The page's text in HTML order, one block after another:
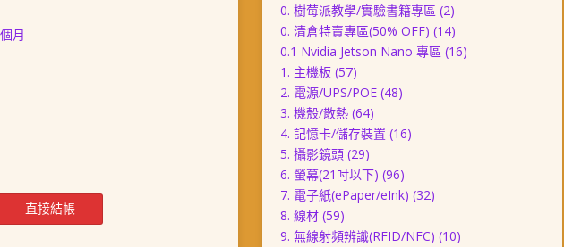
月
直接結帳
0. 樹莓派教學/實驗書籍專區 (2)
0. 清倉特賣專區(50% OFF) (14)
0.1 Nvidia Jetson Nano 專區 (16)
1. 主機板 (57)
2. 電源/UPS/POE (48)
3. 機殼/散熱 (64)
4. 記憶卡/儲存裝置 (16)
5. 攝影鏡頭 (29)
6. 螢幕(21吋以下) (96)
7. 電子紙(ePaper/eInk) (32)
8. 線材 (59)
9. 無線射頻辨識(RFID/NFC) (10)